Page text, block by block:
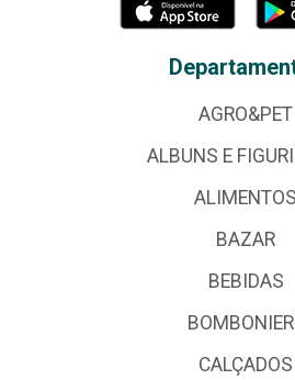
AGRO&PET
ALBUNS E
ALIMENTOS
BAZAR
BEBIDAS
CALÇADOS